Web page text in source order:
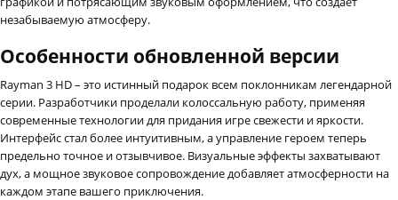
незабываемую атмосферу.
Особенности обновленной версии
Rayman 3 HD – это истинный подарок всем поклонникам легендарной
серии. Разработчики проделали колоссальную работу, применяя
современные технологии для придания игре свежести и яркости.
Интерфейс стал более интуитивным, а управление героем теперь
предельно точное и отзывчивое. Визуальные эффекты захватывают
дух, а мощное звуковое сопровождение добавляет атмосферности на
каждом этапе вашего приключения.